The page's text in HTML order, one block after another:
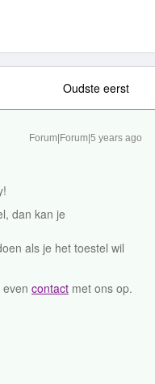
Oudste eerst
Forum|Forum|5 years ago
dan kan je
als je het toestel wil
contact met ons op.